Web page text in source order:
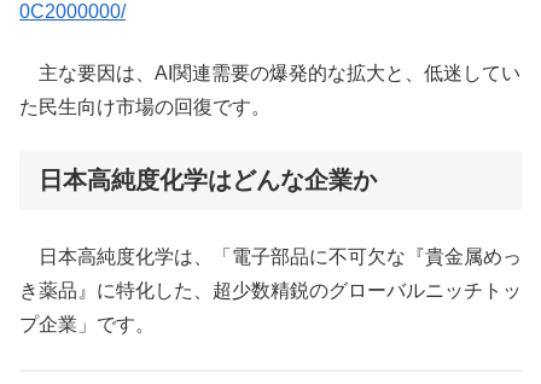
0C2000000/
主な要因は、AI関連需要の爆発的な拡大と、低迷してい
た民生向け市場の回復です。
日本高純度化学はどんな企業か
日本高純度化学は、「電子部品に不可欠な『貴金属めっ
き薬品』に特化した、超少数精鋭のグローバルニッチトッ
プ企業」です。